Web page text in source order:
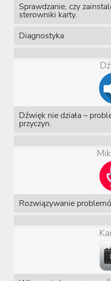
Sprawdzanie, czy
sterowniki karty.
Diagnostyka
Dźwięk nie działa –
przyczyn.
Rozwiązywanie